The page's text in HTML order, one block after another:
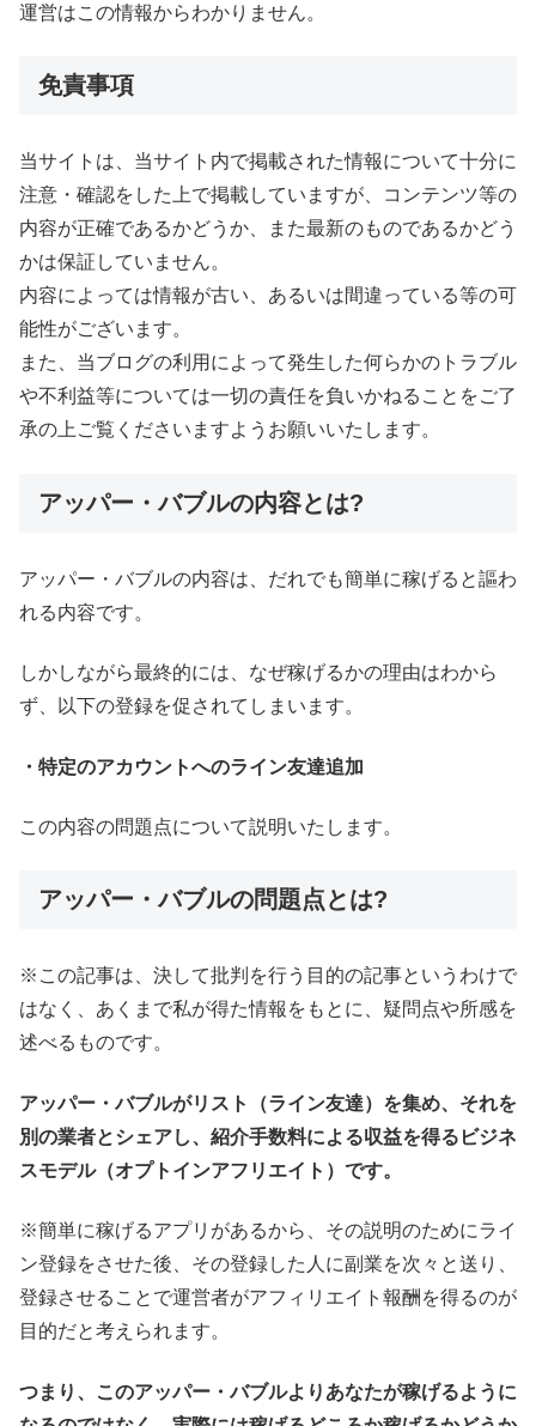
運営はこの情報からわかりません。
免責事項
当サイトは、当サイト内で掲載された情報について十分に
注意・確認をした上で掲載していますが、コンテンツ等の
内容が正確であるかどうか、また最新のものであるかどう
かは保証していません。
内容によっては情報が古い、あるいは間違っている等の可
能性がございます。
また、当ブログの利用によって発生した何らかのトラブル
や不利益等については一切の責任を負いかねることをご了
承の上ご覧くださいますようお願いいたします。
アッパー・バブルの内容とは?
アッパー・バブルの内容は、だれでも簡単に稼げると謳わ
れる内容です。
しかしながら最終的には、なぜ稼げるかの理由はわから
ず、以下の登録を促されてしまいます。
・特定のアカウントへのライン友達追加
この内容の問題点について説明いたします。
アッパー・バブルの問題点とは?
※この記事は、決して批判を行う目的の記事というわけで
はなく、あくまで私が得た情報をもとに、疑問点や所感を
述べるものです。
アッパー・バブルがリスト（ライン友達）を集め、それを
別の業者とシェアし、紹介手数料による収益を得るビジネ
スモデル（オプトインアフリエイト）です。
※簡単に稼げるアプリがあるから、その説明のためにライ
ン登録をさせた後、その登録した人に副業を次々と送り、
登録させることで運営者がアフィリエイト報酬を得るのが
目的だと考えられます。
つまり、このアッパー・バブルよりあなたが稼げるように